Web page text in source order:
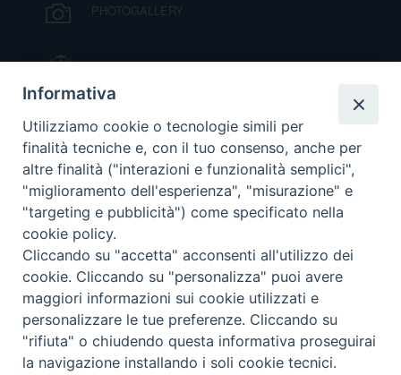
COOKIE POLICY
PHOTOGALLERY
IL VESCOVO MONS. ORAZIO FRANCESCO
PIAZZA
VIDEOGALLERY
ORARI S. MESSE
MODULISTICA
PODCAST
© 2026 Diocesi di Viterbo.
Informativa
Utilizziamo cookie o tecnologie simili per
finalità tecniche e, con il tuo consenso, anche per
altre finalità ("interazioni e funzionalità semplici",
"miglioramento dell'esperienza", "misurazione" e
"targeting e pubblicità") come specificato nella
cookie policy.
Cliccando su "accetta" acconsenti all'utilizzo dei
cookie. Cliccando su "personalizza" puoi avere
maggiori informazioni sui cookie utilizzati e
personalizzare le tue preferenze. Cliccando su
"rifiuta" o chiudendo questa informativa proseguirai
la navigazione installando i soli cookie tecnici.